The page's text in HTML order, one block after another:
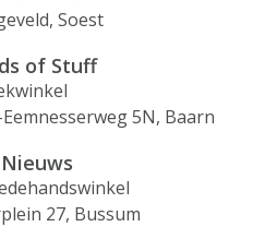
Soest
of Stuff
5N, Baarn
27, Bussum